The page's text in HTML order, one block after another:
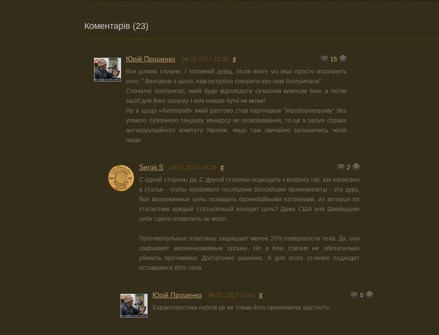
Коментарів (23)
Юрiй Проценко 06.01.2017 12:35 #
15
Все цілком слушно. І головний довід, після якого усі інші просто втрачають
сенс: " Виходячи з цього, нам потрібно говорити про нові боєприпаси".
Спочатку боєприпас, який буде відповідати сучасним вимогам бою, а потім
засіб для його запуску. І ніяк інакше бути не може!
Ну а щодо «Aeroscraft» який раптово став партнером "Укроборонпрому" без
усякого публічного тендеру, конкурсу чи оговорювання, то це в загалі справа
антикорупційного комітету України, якщо там звичайно залишились чесні
люди.
Sergii S 06.01.2017 16:26 #
2
С одной стороны да. С другой стороны подходить к вопросу так, как написано
в статье - чтобы пробивало последние российские бронежилеты - это дурь.
Все вооруженные силы оснащать бронебойными патронами, из которых по
статистике каждый стотысячный находит цель? Даже США или Швейцария
себе такого позволить не могут.
Противопульные пластины защищают менее 20% поверхности тела. Да, они
закрывают жизненноважные органы. Но в бою совсем не обязательно
убивать противника. Достаточно ранения. А для этого отлично подходят
оставшиеся 80% тела.
Юрiй Проценко 06.01.2017 19:41 #
0
Характеристика набоїв це не тільки його проникаюча здатність.